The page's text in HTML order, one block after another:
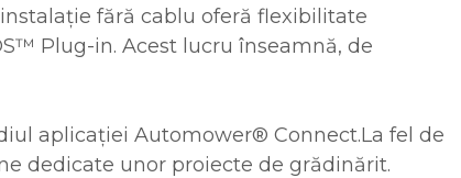
fără cablu oferă flexibilitate
Plug-in. Acest lucru înseamnă, de
aplicației Automower® Connect.La fel de
dedicate unor proiecte de grădinărit.